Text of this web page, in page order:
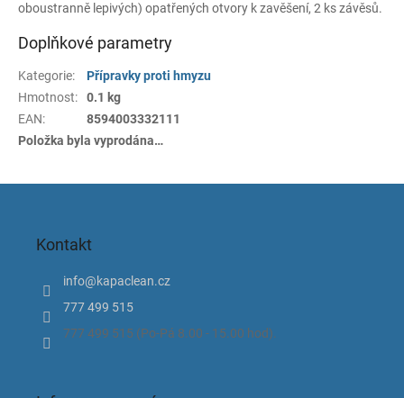
oboustranně lepivých) opatřených otvory k zavěšení, 2 ks závěsů.
Doplňkové parametry
Kategorie:
Přípravky proti hmyzu
Hmotnost:
0.1 kg
EAN:
8594003332111
Položka byla vyprodána…
Kontakt
info@kapaclean.cz
777 499 515
777 499 515 (Po-Pá 8.00 - 15.00 hod).